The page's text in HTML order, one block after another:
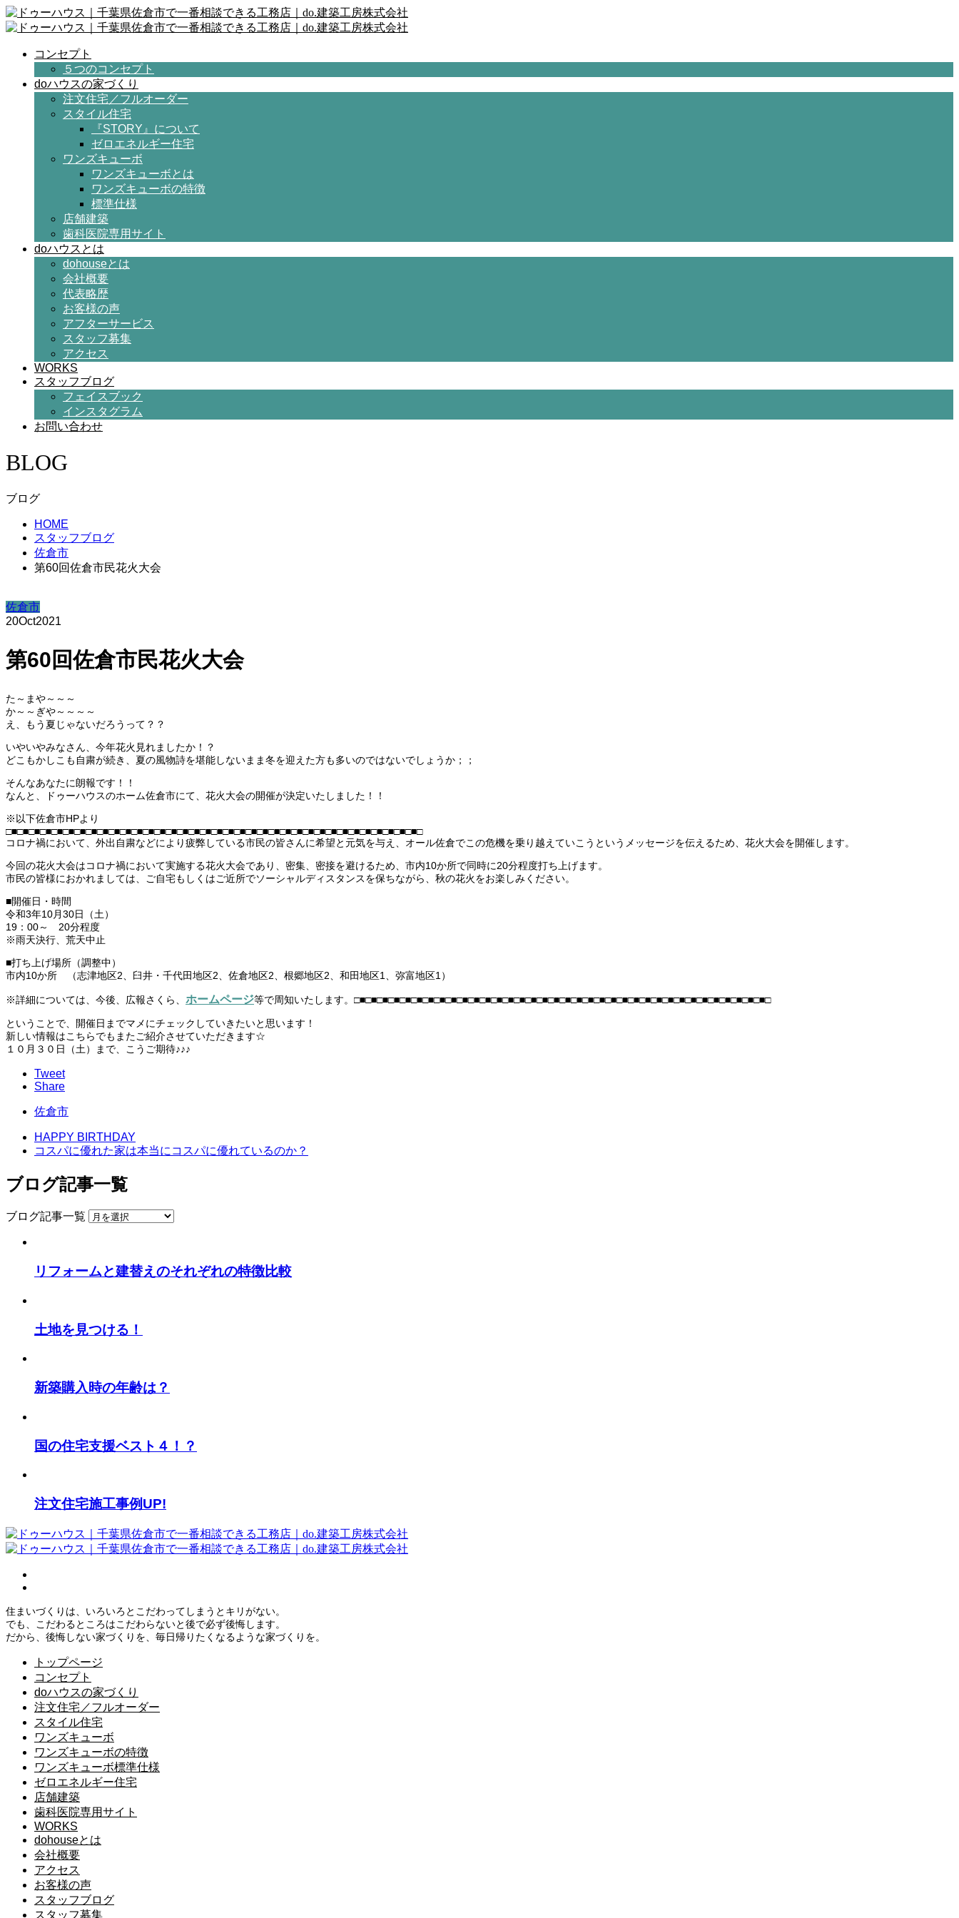
コンセプト
５つのコンセプト
doハウスの家づくり
注文住宅／フルオーダー
スタイル住宅
『STORY』について
ゼロエネルギー住宅
ワンズキューボ
ワンズキューボとは
ワンズキューボの特徴
標準仕様
店舗建築
歯科医院専用サイト
doハウスとは
dohouseとは
会社概要
代表略歴
お客様の声
アフターサービス
スタッフ募集
アクセス
WORKS
スタッフブログ
フェイスブック
インスタグラム
お問い合わせ
BLOG
ブログ
HOME
スタッフブログ
佐倉市
第60回佐倉市民花火大会
佐倉市
20Oct2021
第60回佐倉市民花火大会
た～まや～～～
か～～ぎや～～～～
え、もう夏じゃないだろうって？？
いやいやみなさん、今年花火見れましたか！？
どこもかしこも自粛が続き、夏の風物詩を堪能しないまま冬を迎えた方も多いのではないでしょうか；；
そんなあなたに朗報です！！
なんと、ドゥーハウスのホーム佐倉市にて、花火大会の開催が決定いたしました！！
※以下佐倉市HPより
□■□■□■□■□■□■□■□■□■□■□■□■□■□■□■□■□■□■□■□■□■□■□■□■□■□■□■□■□■□■□■□■□■□■□■□■□
コロナ禍において、外出自粛などにより疲弊している市民の皆さんに希望と元気を与え、オール佐倉でこの危機を乗り越えていこうというメッセージを伝えるため、花火大会を開催します。
今回の花火大会はコロナ禍において実施する花火大会であり、密集、密接を避けるため、市内10か所で同時に20分程度打ち上げます。
市民の皆様におかれましては、ご自宅もしくはご近所でソーシャルディスタンスを保ちながら、秋の花火をお楽しみください。
■開催日・時間
令和3年10月30日（土）
19：00～ 20分程度
※雨天決行、荒天中止
■打ち上げ場所（調整中）
市内10か所 （志津地区2、臼井・千代田地区2、佐倉地区2、根郷地区2、和田地区1、弥富地区1）
※詳細については、今後、広報さくら、 ホームページ等で周知いたします。□■□■□■□■□■□■□■□■□■□■□■□■□■□■□■□■□■□■□■□■□■□■□■□■□■□■□■□■□■□■□■□■□■□■□■□■□
ということで、開催日までマメにチェックしていきたいと思います！
新しい情報はこちらでもまたご紹介させていただきます☆
１０月３０日（土）まで、こうご期待♪♪♪
Tweet
Share
佐倉市
HAPPY BIRTHDAY
コスパに優れた家は本当にコスパに優れているのか？
ブログ記事一覧
ブログ記事一覧
リフォームと建替えのそれぞれの特徴比較
土地を見つける！
新築購入時の年齢は？
国の住宅支援ベスト４！？
注文住宅施工事例UP!
住まいづくりは、いろいろとこだわってしまうとキリがない。
でも、こだわるところはこだわらないと後で必ず後悔します。
だから、後悔しない家づくりを、毎日帰りたくなるような家づくりを。
トップページ
コンセプト
doハウスの家づくり
注文住宅／フルオーダー
スタイル住宅
ワンズキューボ
ワンズキューボの特徴
ワンズキューボ標準仕様
ゼロエネルギー住宅
店舗建築
歯科医院専用サイト
WORKS
dohouseとは
会社概要
アクセス
お客様の声
スタッフブログ
スタッフ募集